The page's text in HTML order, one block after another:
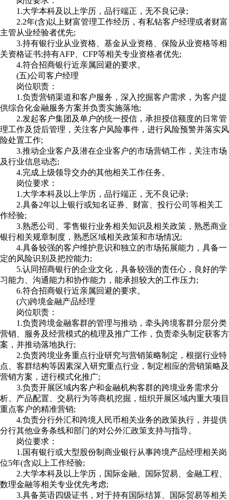
1.大学本科及以上学历，品行端正，无不良记录;
2.2年(含)以上财富管理工作经历，有私钻客户经理或者财富
主管从业经验者优先;
3.持有银行业从业资格、基金从业资格、保险从业资格等相
关资格证书;持有AFP、CFP等相关专业资格者优先;
4.符合招商银行近亲属回避的要求。
(五)公司客户经理
岗位职责：
1.负责营销渠道和客户服务，深入挖掘客户需求，为客户提
供综合化金融服务方案并负责实施落地;
2.发起客户集团及单户的统一授信，承担授信额度的日常管
理工作及贷后管理，关注客户风险事件，进行风险预警并落实风
险处置工作;
3.推动企业客户及潜在企业客户的市场营销工作，关注市场
及行业信息动态;
4.完成上级领导交办的其他相关工作任务。
岗位要求：
1.大学本科及以上学历，品行端正，无不良记录;
2.具备2年以上银行或知名证券、财富、投行公司等相关工
作经验;
3.熟悉公司、零售银行业务相关知识及相关政策，熟悉商业
银行相关规章制度，熟悉区域相关政策和市场情况;
4.具备较强的客户维护意识和独立的市场拓展能力，具备一
定的风险识别及把控能力;
5.认同招商银行的企业文化，具备较强的责任心，良好的学
习能力、沟通能力和协作能力，能承担较大的工作压力;
6.符合招商银行近亲属回避的要求。
(六)跨境金融产品经理
岗位职责：
1.负责跨境金融客群的管理与推动，牵头跨境客群分层分类
营销、服务及经营模式的梳理及推广工作，负责牵头制定获客方
案，并推动落地执行;
2.负责跨境业务重点行业研究与营销策略制定，根据行业特
点、客群结构等因素深入研究重点行业，制定相应的营销策略及
营销方案，进行模式化推广;
3.负责开展区域内客户和金融机构客群的跨境业务需求分
析、产品配置、交易行为等商机挖掘，组织开展区域内重大项目
重点客户的精准营销;
4.负责分行外汇和跨境人民币相关业务的政策执行，并提供
分行其他业务条线和部门的对公外汇政策支持与指导。
岗位要求：
1.国有银行或大型股份制商业银行从事跨境产品经理相关岗
位5年(含)以上工作经验;
2.大学本科及以上学历，国际金融、国际贸易、金融工程、
数理金融等相关专业优先考虑;
3.具备英语四级证书，对于持有国际结算、国际贸易等相关